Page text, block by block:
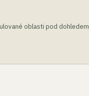
oblasti pod dohledem